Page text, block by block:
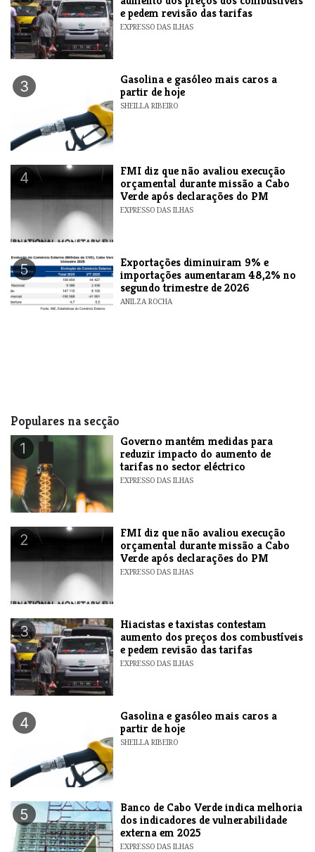
e pedem revisão das tarifas
EXPRESSO DAS ILHAS
3
Gasolina e gasóleo mais caros a
partir de hoje
SHEILLA RIBEIRO
4
FMI diz que não avaliou execução
orçamental durante missão a Cabo
Verde após declarações do PM
EXPRESSO DAS ILHAS
5
Exportações diminuiram 9% e
importações aumentaram 48,2% no
segundo trimestre de 2026
ANILZA ROCHA
Populares na secção
1
Governo mantém medidas para
reduzir impacto do aumento de
tarifas no sector eléctrico
EXPRESSO DAS ILHAS
2
FMI diz que não avaliou execução
orçamental durante missão a Cabo
Verde após declarações do PM
EXPRESSO DAS ILHAS
3
Hiacistas e taxistas contestam
aumento dos preços dos combustíveis
e pedem revisão das tarifas
EXPRESSO DAS ILHAS
4
Gasolina e gasóleo mais caros a
partir de hoje
SHEILLA RIBEIRO
5
Banco de Cabo Verde indica melhoria
dos indicadores de vulnerabilidade
externa em 2025
EXPRESSO DAS ILHAS